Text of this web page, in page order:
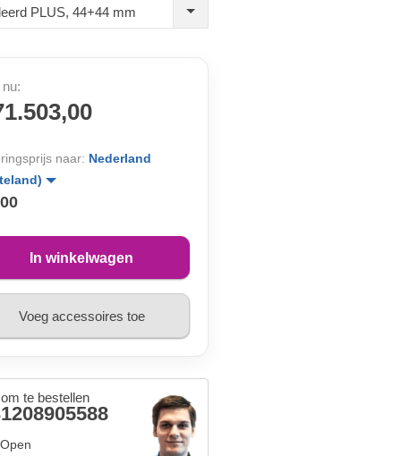
PLUS, 44+44 mm
naar: Nederland
In winkelwagen
Voeg accessoires toe
te bestellen
Open